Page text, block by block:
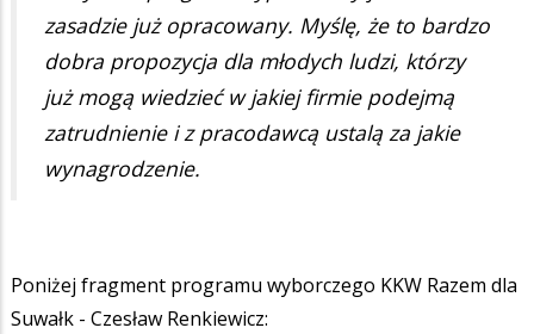
zasadzie już opracowany. Myślę, że to bardzo
dobra propozycja dla młodych ludzi, którzy
już mogą wiedzieć w jakiej firmie podejmą
zatrudnienie i z pracodawcą ustalą za jakie
wynagrodzenie.
Poniżej fragment programu wyborczego KKW Razem dla
Suwałk - Czesław Renkiewicz: